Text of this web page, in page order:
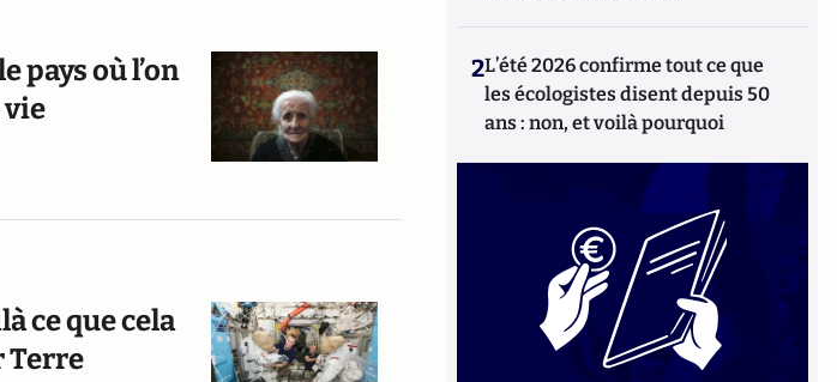
pays où l’on
vie
ce que cela
Terre
2L’été 2026 confirme tout ce que
les écologistes disent depuis 50
ans : non, et voilà pourquoi